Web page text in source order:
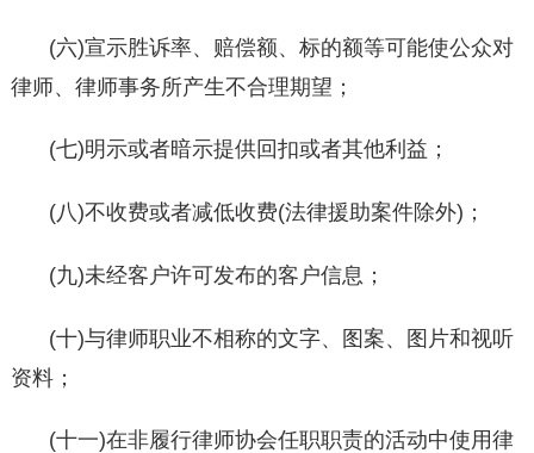
(六)宣示胜诉率、赔偿额、标的额等可能使公众对
律师、律师事务所产生不合理期望；
(七)明示或者暗示提供回扣或者其他利益；
(八)不收费或者减低收费(法律援助案件除外)；
(九)未经客户许可发布的客户信息；
(十)与律师职业不相称的文字、图案、图片和视听
资料；
(十一)在非履行律师协会任职职责的活动中使用律